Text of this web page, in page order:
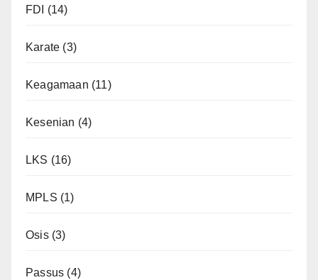
FDI (14)
Karate (3)
Keagamaan (11)
Kesenian (4)
LKS (16)
MPLS (1)
Osis(3)
Passus (4)